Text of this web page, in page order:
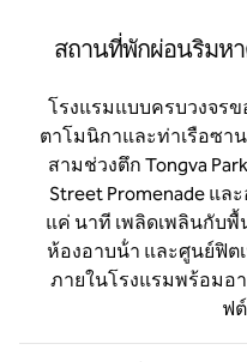
สถานที่พักผ่อนริมห
โรงแรมแบบครบวงจร
ตาโมนิกาและท่าเรือซ
สามช่วงตึก Tongva
Street Promenade แล
แค่ นาที เพลิดเพลินกับพื้
ห้องอาบน้ํา และศูนย์ฟิต
ภายในโรงแรมพร้อมอ
ฟ